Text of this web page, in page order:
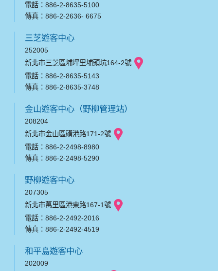
電話：886-2-8635-5100
傳真：886-2-2636- 6675
三芝遊客中心
252005
新北市三芝區埔坪里埔頭坑164-2號
電話：886-2-8635-5143
傳真：886-2-8635-3748
金山遊客中心（野柳管理站）
208204
新北市金山區磺港路171-2號
電話：886-2-2498-8980
傳真：886-2-2498-5290
野柳遊客中心
207305
新北市萬里區港東路167-1號
電話：886-2-2492-2016
傳真：886-2-2492-4519
和平島遊客中心
202009